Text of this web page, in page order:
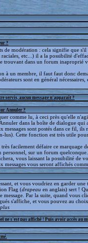
?
de modération : cela signifie que
etc...) il a la possibilité
trouvant dans un forum inaproprié
à un membre, il faut faut donc
sont en général nécessaires,
servis, aucun message n'apparaît ?
Annuler ?
comme lu, à ceci près qu'elle
dans la boîte de dialogue qui
sont postés dans ce fil, ils
lus). Cette fonction est très utile
facilement défaire ce marquage
personnel, sur un forum
vous laissant la possibilité de
messages vous seront affichés
et vous voudriez en garder une
Flag (drapeau en anglais) sert !
message. Par la suite, quand vous
s'affiche, et vous pouvez au
s'est pas affiché ! Puis avoir accès au